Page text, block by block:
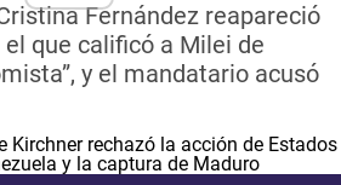
Fernández reapareció
que calificó a Milei de
y el mandatario acusó